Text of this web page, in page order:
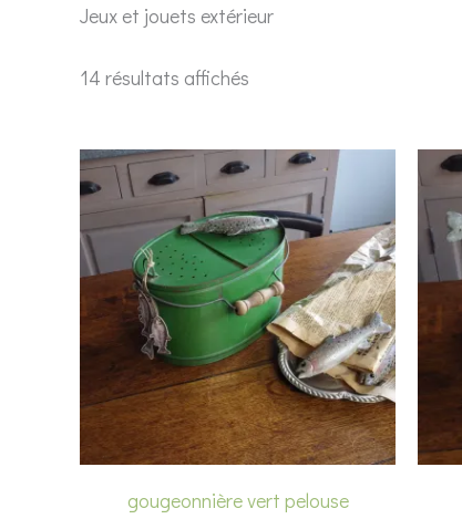
Jeux et jouets extérieur
14 résultats affichés
au
plus
ancien
gougeonnière vert pelouse